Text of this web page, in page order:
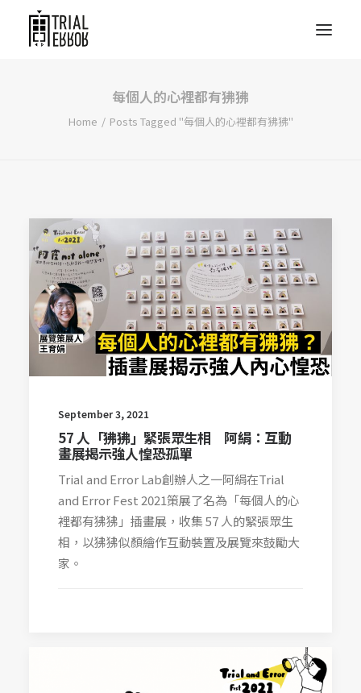
每個人的心裡都有狒狒
Home Posts Tagged "每個人的心裡都有狒狒"
September 3, 2021
57 人「狒狒」緊張眾生相 阿絹：互動
畫展揭示強人惶恐孤單
Trial and Error Lab創辦人之一阿絹在Trial
and Error Fest 2021策展了名為「每個人的心
裡都有狒狒」插畫展，收集 57 人的緊張眾生
相，以狒狒似顏繪作互動裝置及展覽來鼓勵大
家。